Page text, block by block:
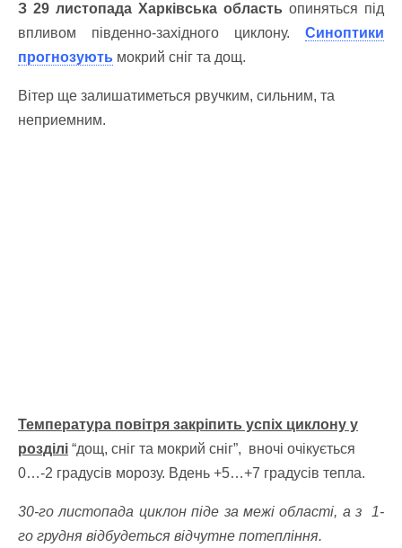
З 29 листопада Харківська область опиняться під
впливом південно-західного циклону. Синоптики
прогнозують мокрий сніг та дощ.
Вітер ще залишатиметься рвучким, сильним, та
неприемним.
Температура повітря закріпить успіх циклону у
розділі “дощ, сніг та мокрий сніг”, вночі очікується
0…-2 градусів морозу. Вдень +5…+7 градусів тепла.
30-го листопада циклон піде за межі області, а з 1-
го грудня відбудеться відчутне потепління.